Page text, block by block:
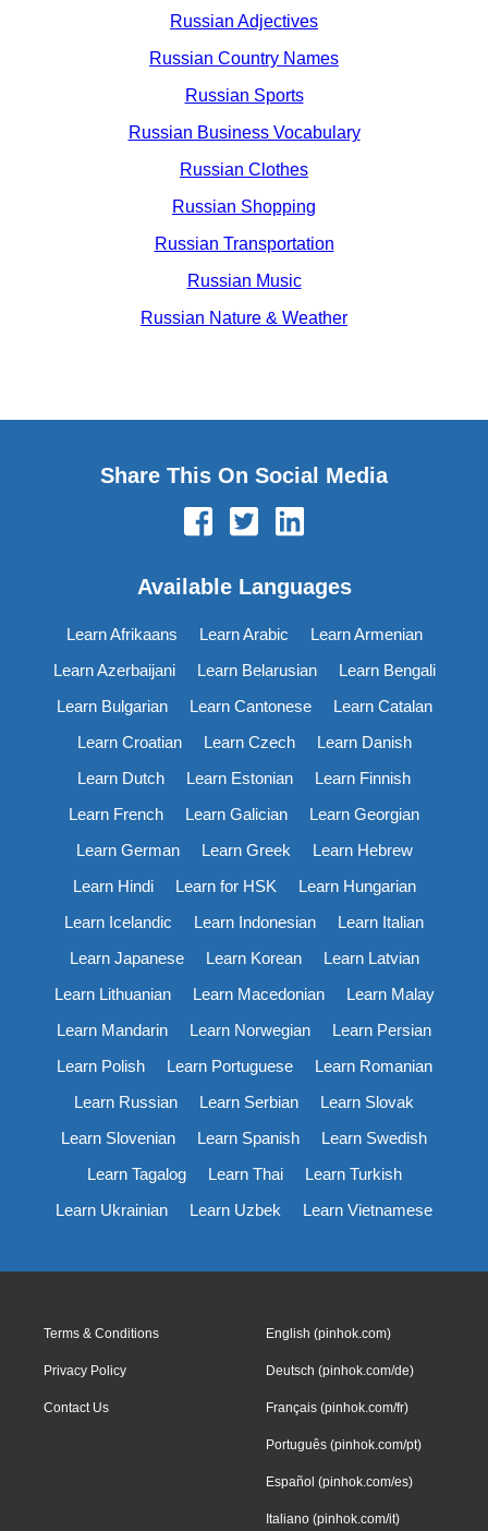
Russian Adjectives
Russian Country Names
Russian Sports
Russian Business Vocabulary
Russian Clothes
Russian Shopping
Russian Transportation
Russian Music
Russian Nature & Weather
Share This On Social Media
Available Languages
Learn Afrikaans Learn Arabic
Learn Armenian
Learn Azerbaijani
Learn Belarusian
Learn Bengali
Learn Bulgarian
Learn Cantonese
Learn Catalan
Learn Croatian
Learn Czech
Learn Danish
Learn Dutch
Learn Estonian
Learn Finnish
Learn French
Learn Galician
Learn Georgian
Learn German
Learn Greek
Learn Hebrew
Learn Hindi
Learn for HSK
Learn Hungarian
Learn Icelandic
Learn Indonesian
Learn Italian
Learn Japanese
Learn Korean
Learn Latvian
Learn Lithuanian
Learn Macedonian
Learn Malay
Learn Mandarin
Learn Norwegian
Learn Persian
Learn Polish
Learn Portuguese
Learn Romanian
Learn Russian
Learn Serbian
Learn Slovak
Learn Slovenian
Learn Spanish
Learn Swedish
Learn Tagalog
Learn Thai
Learn Turkish
Learn Ukrainian
Learn Uzbek Learn Vietnamese
Terms & Conditions
Privacy Policy
Contact Us
English (pinhok.com)
Deutsch (pinhok.com/de)
Français (pinhok.com/fr)
Português (pinhok.com/pt)
Español (pinhok.com/es)
Italiano (pinhok.com/it)